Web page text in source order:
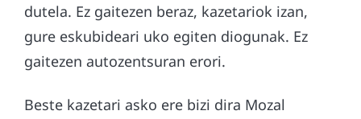
dutela. Ez gaitezen beraz, kazetariok izan,
gure eskubideari uko egiten diogunak. Ez
gaitezen autozentsuran erori.
Beste kazetari asko ere bizi dira Mozal